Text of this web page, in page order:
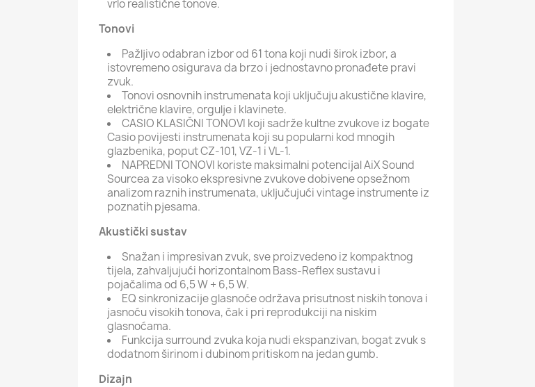
vrlo realistične tonove.
Tonovi
Pažljivo odabran izbor od 61 tona koji nudi širok izbor, a
istovremeno osigurava da brzo i jednostavno pronađete pravi
zvuk.
Tonovi osnovnih instrumenata koji uključuju akustične klavire,
električne klavire, orgulje i klavinete.
CASIO KLASIČNI TONOVI koji sadrže kultne zvukove iz bogate
Casio povijesti instrumenata koji su popularni kod mnogih
glazbenika, poput CZ-101, VZ-1 i VL-1.
NAPREDNI TONOVI koriste maksimalni potencijal AiX Sound
Sourcea za visoko ekspresivne zvukove dobivene opsežnom
analizom raznih instrumenata, uključujući vintage instrumente iz
poznatih pjesama.
Akustički sustav
Snažan i impresivan zvuk, sve proizvedeno iz kompaktnog
tijela, zahvaljujući horizontalnom Bass-Reflex sustavu i
pojačalima od 6,5 W + 6,5 W.
EQ sinkronizacije glasnoće održava prisutnost niskih tonova i
jasnoću visokih tonova, čak i pri reprodukciji na niskim
glasnoćama.
Funkcija surround zvuka koja nudi ekspanzivan, bogat zvuk s
dodatnom širinom i dubinom pritiskom na jedan gumb.
Dizajn